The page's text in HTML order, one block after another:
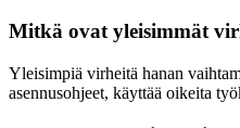
Mitkä ovat yleisimmät
Yleisimpiä virheitä hanan
asennusohjeet, käyttää oikeita